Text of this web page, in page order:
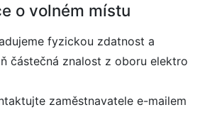
o volném místu
fyzickou zdatnost a
částečná znalost z oboru elektro
zaměstnavatele e-mailem